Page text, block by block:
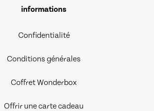
informations
Confidentialité
Conditions générales
Coffret Wonderbox
Offrir une carte cadeau